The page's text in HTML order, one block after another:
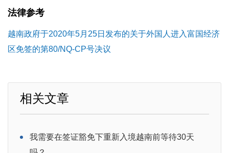
法律参考
越南政府于2020年5月25日发布的关于外国人进入富国经济
区免签的第80/NQ-CP号决议
相关文章
我需要在签证豁免下重新入境越南前等待30天